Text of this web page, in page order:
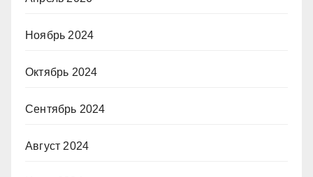
Ноябрь 2024
Октябрь 2024
Сентябрь 2024
Август 2024